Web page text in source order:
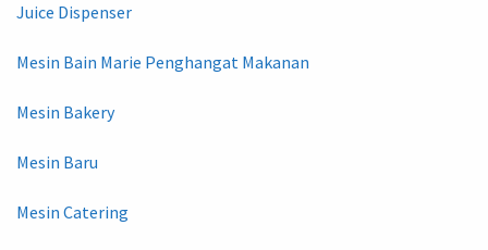
Juice Dispenser
Mesin Bain Marie Penghangat Makanan
Mesin Bakery
Mesin Baru
Mesin Catering